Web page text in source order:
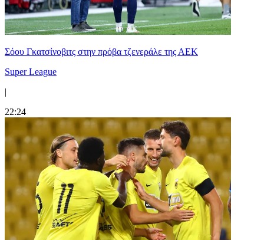
Σόου Γκατσίνοβιτς στην πρόβα τζενεράλε της ΑΕΚ
Super League
|
22:24